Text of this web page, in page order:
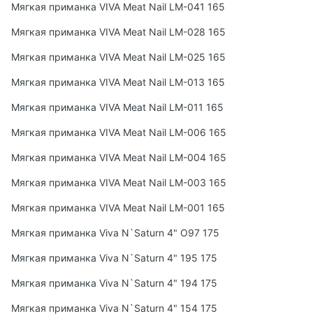
Мягкая приманка VIVA Meat Nail LM-041 165
Мягкая приманка VIVA Meat Nail LM-028 165
Мягкая приманка VIVA Meat Nail LM-025 165
Мягкая приманка VIVA Meat Nail LM-013 165
Мягкая приманка VIVA Meat Nail LM-011 165
Мягкая приманка VIVA Meat Nail LM-006 165
Мягкая приманка VIVA Meat Nail LM-004 165
Мягкая приманка VIVA Meat Nail LM-003 165
Мягкая приманка VIVA Meat Nail LM-001 165
Мягкая приманка Viva N`Saturn 4" O97 175
Мягкая приманка Viva N`Saturn 4" 195 175
Мягкая приманка Viva N`Saturn 4" 194 175
Мягкая приманка Viva N`Saturn 4" 154 175